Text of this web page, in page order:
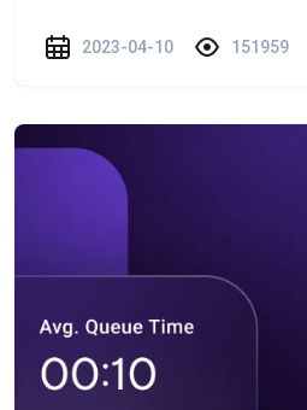
2023-04-10 151959